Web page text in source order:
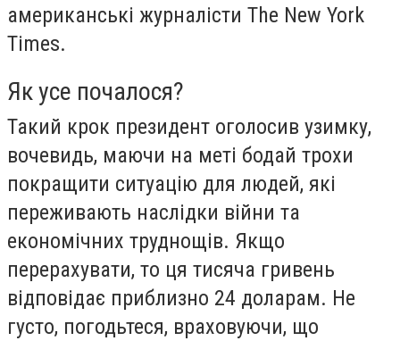
американські журналісти The New York
Times.
Як усе почалося?
Такий крок президент оголосив узимку,
вочевидь, маючи на меті бодай трохи
покращити ситуацію для людей, які
переживають наслідки війни та
економічних труднощів. Якщо
перерахувати, то ця тисяча гривень
відповідає приблизно 24 доларам. Не
густо, погодьтеся, враховуючи, що